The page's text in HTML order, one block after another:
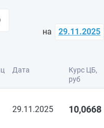
на 29.11.2025
Дата
Курс ЦБ,
руб
29.11.2025 10,0668